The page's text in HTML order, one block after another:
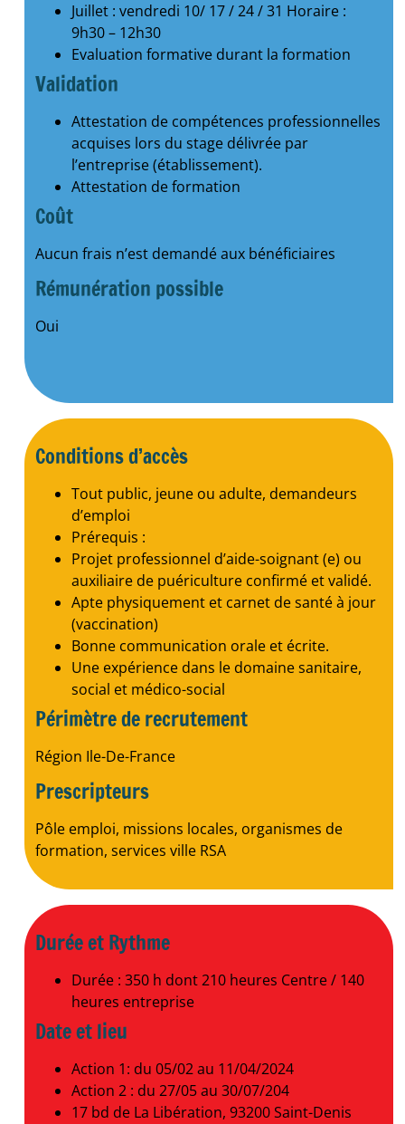
Juillet : vendredi 10/ 17 / 24 / 31 Horaire :
9h30 – 12h30
Evaluation formative durant la formation
Validation
Attestation de compétences professionnelles
acquises lors du stage délivrée par
l’entreprise (établissement).
Attestation de formation
Coût
Aucun frais n’est demandé aux bénéficiaires
Rémunération possible
Oui
Conditions d’accès
Tout public, jeune ou adulte, demandeurs
d’emploi
Prérequis :
Projet professionnel d’aide-soignant (e) ou
auxiliaire de puériculture confirmé et validé.
Apte physiquement et carnet de santé à jour
(vaccination)
Bonne communication orale et écrite.
Une expérience dans le domaine sanitaire,
social et médico-social
Périmètre de recrutement
Région Ile-De-France
Prescripteurs
Pôle emploi, missions locales, organismes de
formation, services ville RSA
Durée et Rythme
Durée : 350 h dont 210 heures Centre / 140
heures entreprise
Date et lieu
Action 1: du 05/02 au 11/04/2024
Action 2 : du 27/05 au 30/07/204
17 bd de La Libération, 93200 Saint-Denis